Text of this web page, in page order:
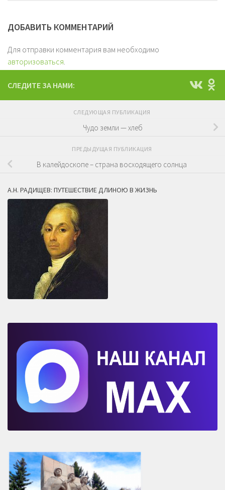
ДОБАВИТЬ КОММЕНТАРИЙ
Для отправки комментария вам необходимо
авторизоваться
СЛЕДИТЕ ЗА НАМИ:
СЛЕДУЮЩАЯ ПУБЛИКАЦИЯ
Чудо земли — хлеб
ПРЕДЫДУЩАЯ ПУБЛИКАЦИЯ
В калейдоскопе – страна восходящего солнца
А.Н. РАДИЩЕВ: ПУТЕШЕСТВИЕ ДЛИНОЮ В ЖИЗНЬ